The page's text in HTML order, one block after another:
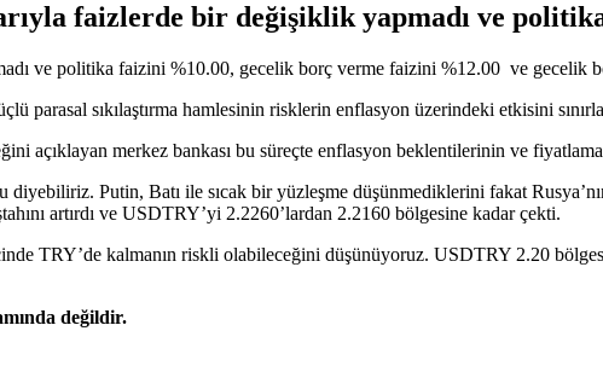
faizlerde bir değişiklik yapmadı ve
ve politika faizini %10.00, gecelik borç verme faizini %12.00 ve gecelik
parasal sıkılaştırma hamlesinin risklerin enflasyon üzerindeki etkisini
açıklayan merkez bankası bu süreçte enflasyon beklentilerinin ve fiyatlama
Putin, Batı ile sıcak bir yüzleşme düşünmediklerini fakat
artırdı ve USDTRY’yi 2.2260’lardan 2.2160 bölgesine kadar çekti.
TRY’de kalmanın riskli olabileceğini düşünüyoruz. USDTRY 2.20
değildir.